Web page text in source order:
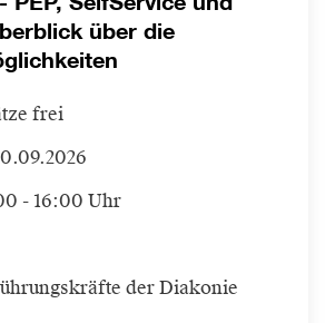
über die
frei
- 16:00 Uhr
der Diakonie